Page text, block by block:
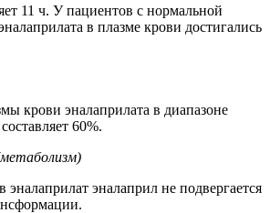
11 ч. У пациентов с нормальной
в плазме крови достигались
крови эналаприлата в диапазоне
60%.
эналаприл не подвергается